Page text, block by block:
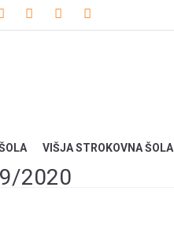
VIŠJA STROKOVNA ŠOLA
2020